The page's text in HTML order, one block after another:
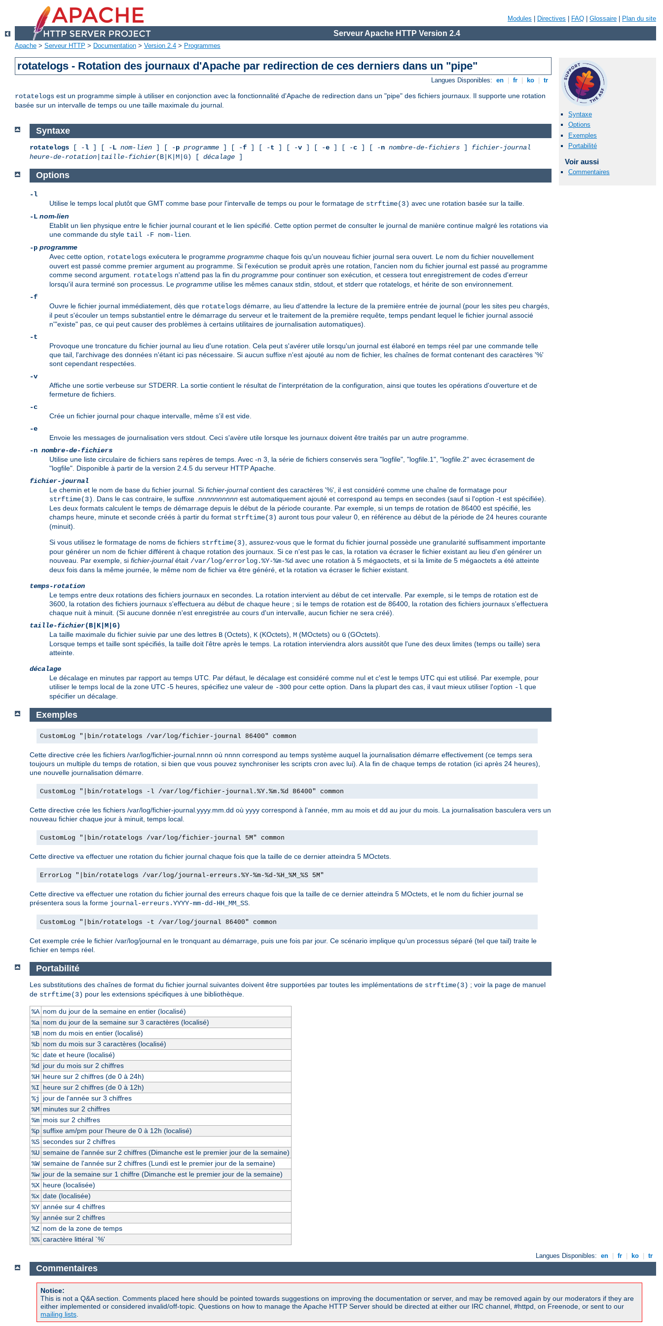
Modules Directives FAQ Glossaire Plan du site
Serveur Apache HTTP Version 2.4
Apache > Serveur HTTP > Documentation > Version 2.4 > Programmes
rotatelogs - Rotation des journaux d'Apache par redirection de ces derniers dans un "pipe"
Langues Disponibles: en fr ko tr
rotatelogs est un programme simple à utiliser en conjonction avec la fonctionnalité d'Apache de redirection dans un "pipe" des fichiers journaux. Il supporte une rotation
basée sur un intervalle de temps ou une taille maximale du journal.
Syntaxe
Options
Exemples
Portabilité
Voir aussi
Commentaires
Syntaxe
rotatelogs [ -l ] [ -L nom-lien ] [ -p programme ] [ -f ] [ -t ] [ -v ] [ -e ] [ -c ] [ -n nombre-de-fichiers ] fichier-journal
heure-de-rotation
taille-fichier(B|K|M|G) [ décalage ]
Options
-l
Utilise le temps local plutôt que GMT comme base pour l'intervalle de temps ou pour le formatage de strftime(3) avec une rotation basée sur la taille.
-L nom-lien
Etablit un lien physique entre le fichier journal courant et le lien spécifié. Cette option permet de consulter le journal de manière continue malgré les rotations via
une commande du style tail -F nom-lien
-p programme
Avec cette option, rotatelogs exécutera le programme programme chaque fois qu'un nouveau fichier journal sera ouvert. Le nom du fichier nouvellement
ouvert est passé comme premier argument au programme. Si l'exécution se produit après une rotation, l'ancien nom du fichier journal est passé au programme
comme second argument. rotatelogs n'attend pas la fin du programme pour continuer son exécution, et cessera tout enregistrement de codes d'erreur
lorsqu'il aura terminé son processus. Le programme utilise les mêmes canaux stdin, stdout, et stderr que rotatelogs, et hérite de son environnement.
-f
Ouvre le fichier journal immédiatement, dès que rotatelogs démarre, au lieu d'attendre la lecture de la première entrée de journal (pour les sites peu chargés,
il peut s'écouler un temps substantiel entre le démarrage du serveur et le traitement de la première requête, temps pendant lequel le fichier journal associé
n'"existe" pas, ce qui peut causer des problèmes à certains utilitaires de journalisation automatiques).
-t
Provoque une troncature du fichier journal au lieu d'une rotation. Cela peut s'avérer utile lorsqu'un journal est élaboré en temps réel par une commande telle
que tail, l'archivage des données n'étant ici pas nécessaire. Si aucun suffixe n'est ajouté au nom de fichier, les chaînes de format contenant des caractères '%'
sont cependant respectées.
-v
Affiche une sortie verbeuse sur STDERR. La sortie contient le résultat de l'interprétation de la configuration, ainsi que toutes les opérations d'ouverture et de
fermeture de fichiers.
-c
Crée un fichier journal pour chaque intervalle, même s'il est vide.
-e
Envoie les messages de journalisation vers stdout. Ceci s'avère utile lorsque les journaux doivent être traités par un autre programme.
-n nombre-de-fichiers
Utilise une liste circulaire de fichiers sans repères de temps. Avec -n 3, la série de fichiers conservés sera "logfile", "logfile.1", "logfile.2" avec écrasement de
"logfile". Disponible à partir de la version 2.4.5 du serveur HTTP Apache.
fichier-journal
Le chemin et le nom de base du fichier journal. Si fichier-journalcontient des caractères '%', il est considéré comme une chaîne de formatage pour
strftime(3)
. Dans le cas contraire, le suffixe .nnnnnnnnnn est automatiquement ajouté et correspond au temps en secondes (sauf si l'option -t est spécifiée).
Les deux formats calculent le temps de démarrage depuis le début de la période courante. Par exemple, si un temps de rotation de 86400 est spécifié, les
champs heure, minute et seconde créés à partir du format strftime(3) auront tous pour valeur 0, en référence au début de la période de 24 heures courante
(minuit).
Si vous utilisez le formatage de noms de fichiers strftime(3)
, assurez-vous que le format du fichier journal possède une granularité suffisamment importante
pour générer un nom de fichier différent à chaque rotation des journaux. Si ce n'est pas le cas, la rotation va écraser le fichier existant au lieu d'en générer un
nouveau. Par exemple, si fichier-journalétait /var/log/errorlog.%Y-%m-%d avec une rotation à 5 mégaoctets, et si la limite de 5 mégaoctets a été atteinte
deux fois dans la même journée, le même nom de fichier va être généré, et la rotation va écraser le fichier existant.
temps-rotation
Le temps entre deux rotations des fichiers journaux en secondes. La rotation intervient au début de cet intervalle. Par exemple, si le temps de rotation est de
3600, la rotation des fichiers journaux s'effectuera au début de chaque heure ; si le temps de rotation est de 86400, la rotation des fichiers journaux s'effectuera
chaque nuit à minuit. (Si aucune donnée n'est enregistrée au cours d'un intervalle, aucun fichier ne sera créé).
taille-fichier(B|K|M|G)
La taille maximale du fichier suivie par une des lettres B (Octets), K (KOctets), M (MOctets) ou G (GOctets).
Lorsque temps et taille sont spécifiés, la taille doit l'être après le temps. La rotation interviendra alors aussitôt que l'une des deux limites (temps ou taille) sera
atteinte.
décalage
Le décalage en minutes par rapport au temps UTC. Par défaut, le décalage est considéré comme nul et c'est le temps UTC qui est utilisé. Par exemple, pour
utiliser le temps local de la zone UTC -5 heures, spécifiez une valeur de -300 pour cette option. Dans la plupart des cas, il vaut mieux utiliser l'option -l que
spécifier un décalage.
Exemples
CustomLog "|bin/rotatelogs /var/log/fichier-journal 86400" common
Cette directive crée les fichiers /var/log/fichier-journal.nnnn où nnnn correspond au temps système auquel la journalisation démarre effectivement (ce temps sera
toujours un multiple du temps de rotation, si bien que vous pouvez synchroniser les scripts cron avec lui). A la fin de chaque temps de rotation (ici après 24 heures),
une nouvelle journalisation démarre.
CustomLog "|bin/rotatelogs -l /var/log/fichier-journal.%Y.%m.%d 86400" common
Cette directive crée les fichiers /var/log/fichier-journal.yyyy.mm.dd où yyyy correspond à l'année, mm au mois et dd au jour du mois. La journalisation basculera vers un
nouveau fichier chaque jour à minuit, temps local.
CustomLog "|bin/rotatelogs /var/log/fichier-journal 5M" common
Cette directive va effectuer une rotation du fichier journal chaque fois que la taille de ce dernier atteindra 5 MOctets.
ErrorLog "|bin/rotatelogs /var/log/journal-erreurs.%Y-%m-%d-%H_%M_%S 5M"
Cette directive va effectuer une rotation du fichier journal des erreurs chaque fois que la taille de ce dernier atteindra 5 MOctets, et le nom du fichier journal se
présentera sous la forme journal-erreurs.YYYY-mm-dd-HH_MM_SS.
CustomLog "|bin/rotatelogs -t /var/log/journal 86400" common
Cet exemple crée le fichier /var/log/journal en le tronquant au démarrage, puis une fois par jour. Ce scénario implique qu'un processus séparé (tel que tail) traite le
fichier en temps réel.
Portabilité
Les substitutions des chaînes de format du fichier journal suivantes doivent être supportées par toutes les implémentations de strftime(3) ; voir la page de manuel
de strftime(3) pour les extensions spécifiques à une bibliothèque.
%A nom du jour de la semaine en entier (localisé)
%a nom du jour de la semaine sur 3 caractères (localisé)
%B nom du mois en entier (localisé)
%b nom du mois sur 3 caractères (localisé)
%c date et heure (localisé)
%d
jour du mois sur 2 chiffres
%H heure sur 2 chiffres (de 0 à 24h)
%I heure sur 2 chiffres (de 0 à 12h)
%j
jour de l'année sur 3 chiffres
%M minutes sur 2 chiffres
%m mois sur 2 chiffres
%p suffixe am/pm pour l'heure de 0 à 12h (localisé)
%S secondes sur 2 chiffres
%U semaine de l'année sur 2 chiffres (Dimanche est le premier jour de la semaine)
%W semaine de l'année sur 2 chiffres (Lundi est le premier jour de la semaine)
%w jour de la semaine sur 1 chiffre (Dimanche est le premier jour de la semaine)
%X heure (localisée)
%x date (localisée)
%Y année sur 4 chiffres
%y année sur 2 chiffres
%Z nom de la zone de temps
%% caractère littéral `%'
Langues Disponibles: en fr ko tr
Commentaires
Notice:
This is not a Q&A section. Comments placed here should be pointed towards suggestions on improving the documentation or server, and may be removed again by our moderators if they are
either implemented or considered invalid/off-topic. Questions on how to manage the Apache HTTP Server should be directed at either our IRC channel, #httpd, on Freenode, or sent to our
mailing lists